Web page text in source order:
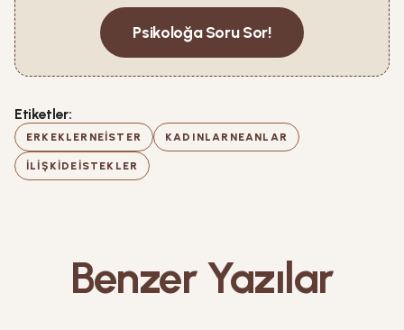
Psikoloğa Soru Sor!
Etiketler:
ERKEKLERNEISTER KADINLARNEANLAR
ILIŞKIDEISTEKLER
Benzer Yazılar